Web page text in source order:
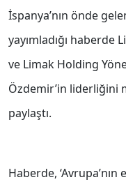
İspanya’nın önde
yayımladığı haberde
ve Limak Holding
Özdemir’in liderliğini
paylaştı.
Haberde,